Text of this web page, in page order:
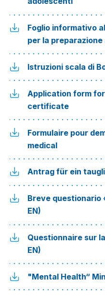
Foglio informativo
per la
Istruzioni scala di
Application form
certificate
Formulaire pour
medical
Antrag für ein
Breve questionario
EN)
Questionnaire sur
EN)
"Mental Health“